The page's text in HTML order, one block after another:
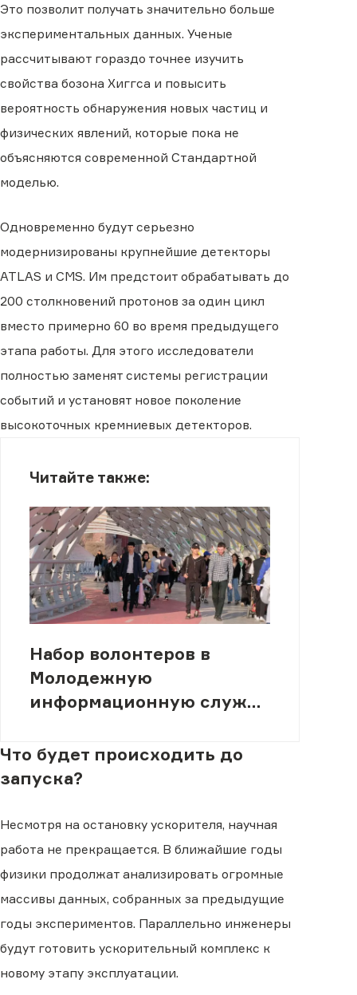
Это позволит получать значительно больше
экспериментальных данных. Ученые
рассчитывают гораздо точнее изучить
свойства бозона Хиггса и повысить
вероятность обнаружения новых частиц и
физических явлений, которые пока не
объясняются современной Стандартной
моделью.
Одновременно будут серьезно
модернизированы крупнейшие детекторы
ATLAS и CMS. Им предстоит обрабатывать до
200 столкновений протонов за один цикл
вместо примерно 60 во время предыдущего
этапа работы. Для этого исследователи
полностью заменят системы регистрации
событий и установят новое поколение
высокоточных кремниевых детекторов.
Читайте также:
Набор волонтеров в
Молодежную
информационную службу
Что будет происходить до
запуска?
Несмотря на остановку ускорителя, научная
работа не прекращается. В ближайшие годы
физики продолжат анализировать огромные
массивы данных, собранных за предыдущие
годы экспериментов. Параллельно инженеры
будут готовить ускорительный комплекс к
новому этапу эксплуатации.